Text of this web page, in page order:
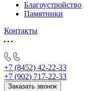
Благоустройство
Памятники
Контакты
+7 (8452) 42-22-33
+7 (902) 717-22-33
Заказать звонок